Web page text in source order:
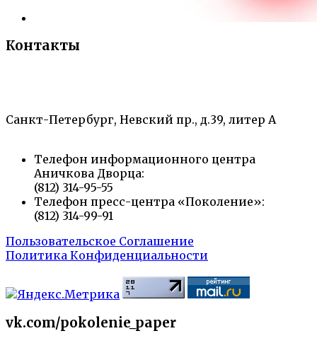
Контакты
Санкт-Петербург, Невский пр., д.39, литер А
Телефон информационного центра
Аничкова Дворца:
(812) 314-95-55
Телефон пресс-центра «Поколение»:
(812) 314-99-91
Пользовательское Соглашение
Политика Конфиденциальности
vk.com/pokolenie_paper